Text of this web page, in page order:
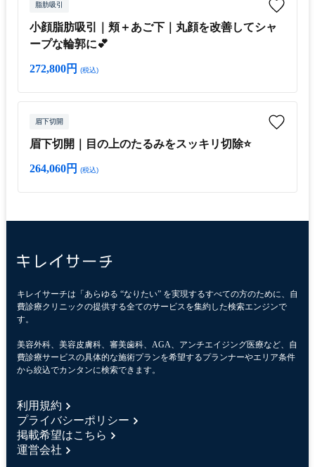
脂肪吸引
小顔脂肪吸引｜頬＋あご下｜丸顔を改善してシャ
ープな輪郭に💕
272,800円 (税込)
眉下切開
眉下切開｜目の上のたるみをスッキリ切除⭐️
264,060円 (税込)
キレイサーチは「あらゆる “なりたい” を実現するすべての方のために、自
費診療クリニックの提供する全てのサービスを集約した検索エンジンで
す。
美容外科、美容皮膚科、審美歯科、AGA、アンチエイジング医療など、自
費診療サービスの具体的な施術プランを希望するプランナーやエリア条件
から絞込でカンタンに検索できます。
利用規約
プライバシーポリシー
掲載希望はこちら
運営会社